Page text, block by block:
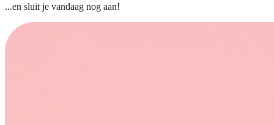
...en sluit je vandaag nog aan!